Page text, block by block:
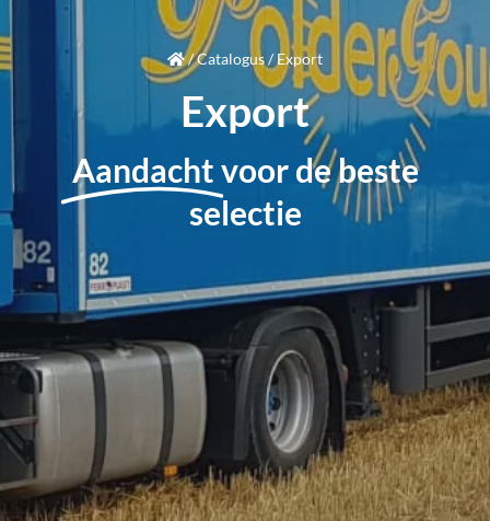
/Catalogus/Export
Export
Aandachtvoor de beste
selectie